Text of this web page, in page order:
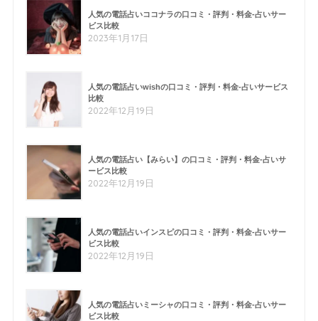
人気の電話占いココナラの口コミ・評判・料金-占いサー
ビス比較
2023年1月17日
人気の電話占いwishの口コミ・評判・料金-占いサービス
比較
2022年12月19日
人気の電話占い【みらい】の口コミ・評判・料金-占いサ
ービス比較
2022年12月19日
人気の電話占いインスピの口コミ・評判・料金-占いサー
ビス比較
2022年12月19日
人気の電話占いミーシャの口コミ・評判・料金-占いサー
ビス比較